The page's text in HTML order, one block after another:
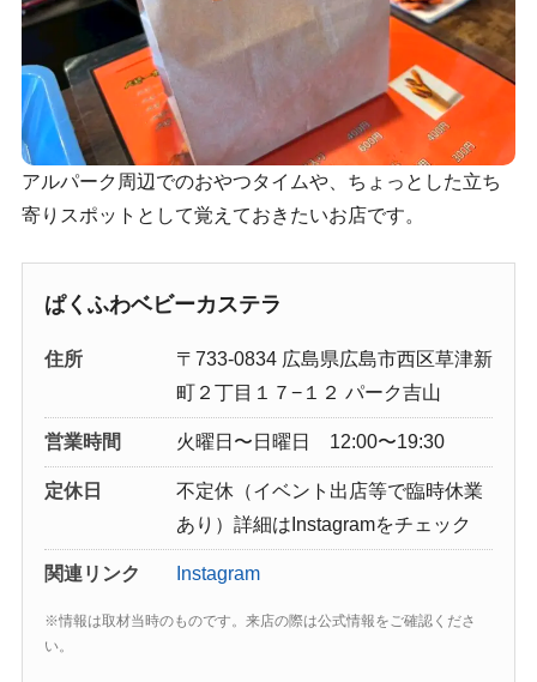
アルパーク周辺でのおやつタイムや、ちょっとした立ち
寄りスポットとして覚えておきたいお店です。
ぱくふわベビーカステラ
住所
〒733-0834 広島県広島市西区草津新
町２丁目１７−１２ パーク吉山
営業時間 火曜日〜日曜日 12:00〜19:30
定休日
不定休（イベント出店等で臨時休業
あり）詳細はInstagramをチェック
関連リンク Instagram
※情報は取材当時のものです。来店の際は公式情報をご確認くださ
い。